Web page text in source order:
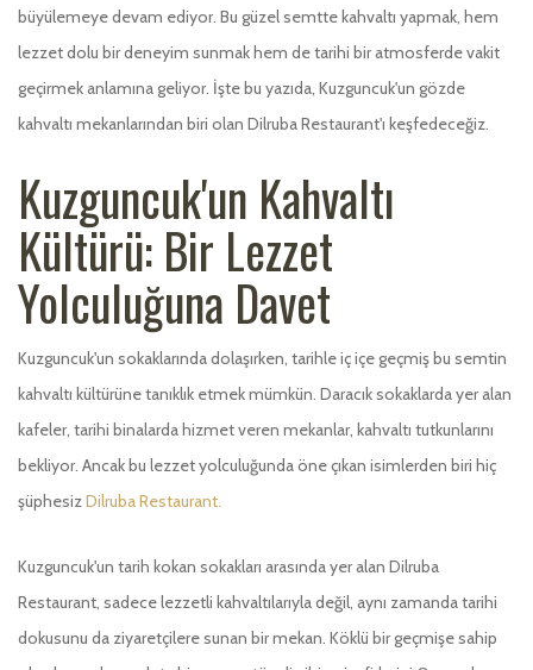
büyülemeye devam ediyor. Bu güzel semtte kahvaltı yapmak, hem
lezzet dolu bir deneyim sunmak hem de tarihi bir atmosferde vakit
geçirmek anlamına geliyor. İşte bu yazıda, Kuzguncuk'un gözde
kahvaltı mekanlarından biri olan Dilruba Restaurant'ı keşfedeceğiz.
Kuzguncuk'un Kahvaltı
Kültürü: Bir Lezzet
Yolculuğuna Davet
Kuzguncuk'un sokaklarında dolaşırken, tarihle iç içe geçmiş bu semtin
kahvaltı kültürüne tanıklık etmek mümkün. Daracık sokaklarda yer alan
kafeler, tarihi binalarda hizmet veren mekanlar, kahvaltı tutkunlarını
bekliyor. Ancak bu lezzet yolculuğunda öne çıkan isimlerden biri hiç
şüphesizDilruba Restaurant.
Kuzguncuk'un tarih kokan sokakları arasında yer alan Dilruba
Restaurant, sadece lezzetli kahvaltılarıyla değil, aynı zamanda tarihi
dokusunu da ziyaretçilere sunan bir mekan. Köklü bir geçmişe sahip